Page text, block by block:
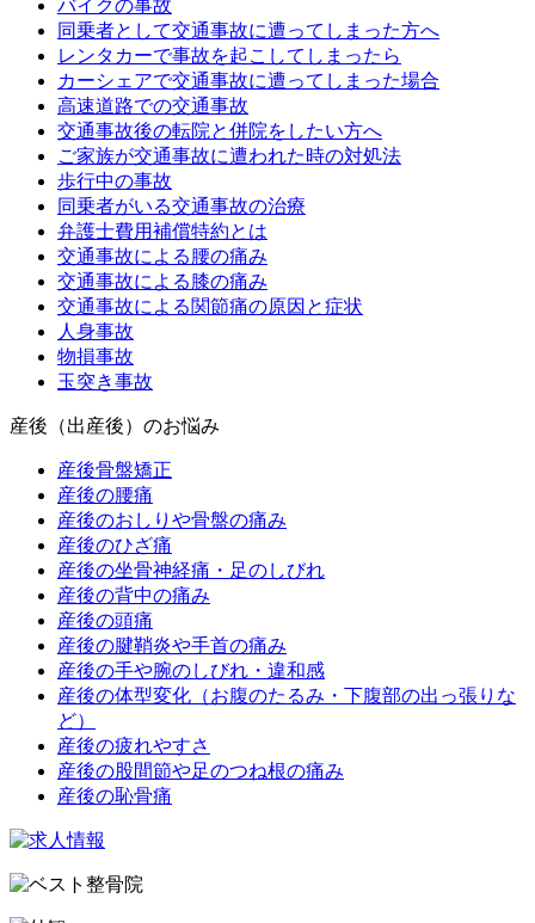
バイクの事故
同乗者として交通事故に遭ってしまった方へ
レンタカーで事故を起こしてしまったら
カーシェアで交通事故に遭ってしまった場合
高速道路での交通事故
交通事故後の転院と併院をしたい方へ
ご家族が交通事故に遭われた時の対処法
歩行中の事故
同乗者がいる交通事故の治療
弁護士費用補償特約とは
交通事故による腰の痛み
交通事故による膝の痛み
交通事故による関節痛の原因と症状
人身事故
物損事故
玉突き事故
産後（出産後）のお悩み
産後骨盤矯正
産後の腰痛
産後のおしりや骨盤の痛み
産後のひざ痛
産後の坐骨神経痛・足のしびれ
産後の背中の痛み
産後の頭痛
産後の腱鞘炎や手首の痛み
産後の手や腕のしびれ・違和感
産後の体型変化（お腹のたるみ・下腹部の出っ張りな
ど）
産後の疲れやすさ
産後の股間節や足のつね根の痛み
産後の恥骨痛